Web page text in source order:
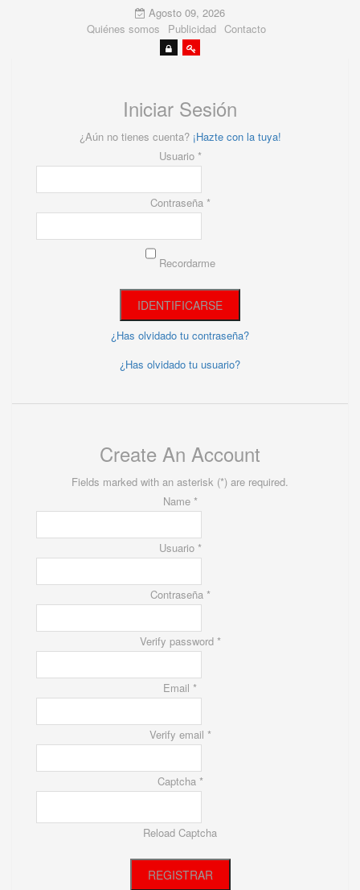
Agosto 09, 2026
Quiénes somos
Publicidad Contacto
Iniciar Sesión
¿Aún no tienes cuenta? ¡Hazte con la tuya!
Usuario *
Contraseña *
Recordarme
¿Has olvidado tu contraseña?
¿Has olvidado tu usuario?
Create An Account
Fields marked with an asterisk (*) are required.
Name *
Usuario *
Contraseña *
Verify password *
Email *
Verify email *
Captcha *
Reload Captcha
REGISTRAR